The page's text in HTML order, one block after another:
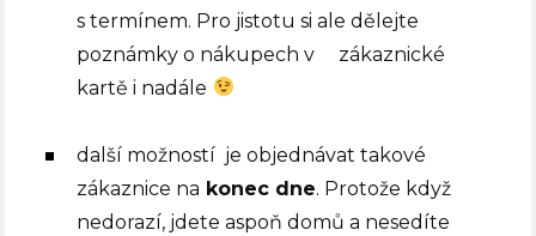
s termínem. Pro jistotu si ale dělejte
poznámky o nákupech v zákaznické
kartě i nadále
další možností je objednávat takové
zákaznice na konec dne. Protože když
nedorazí, jdete aspoň domů a nesedíte